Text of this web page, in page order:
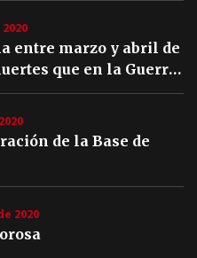
entre marzo y abril de
que en la Guerra
de la Base de
2020